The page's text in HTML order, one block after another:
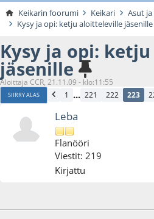
Keikarin foorumi Keikari
Asut
Kysy ja opi: ketju aloitteleville jäsenille
Kysy ja opi:
jäsenille
Aloittaja CCR, 21.11.09 - klo:11:55
SIIRRY ALAS 1 ... 221 222 223
Leba
Flanööri
Viestit: 219
Kirjattu